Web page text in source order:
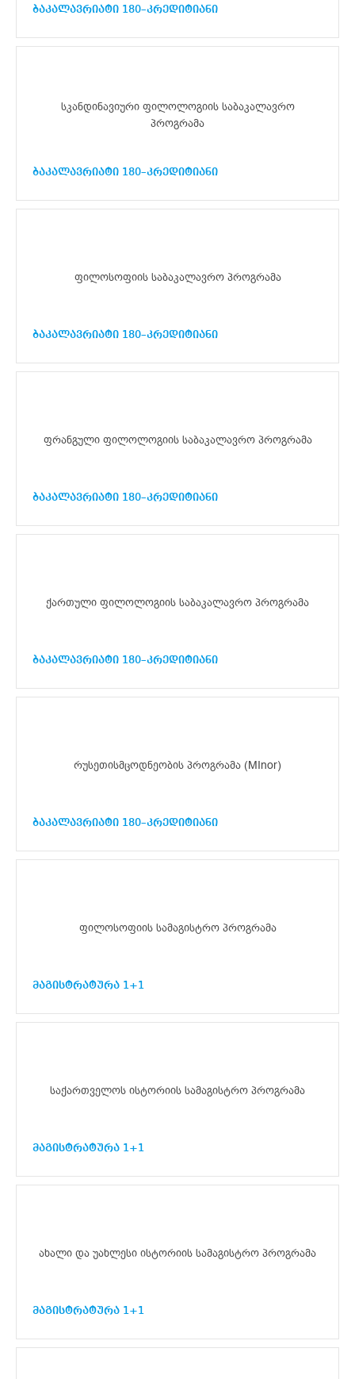
ბაკალავრიატი 180–კრედიტიანი
სკანდინავიური ფილოლოგიის საბაკალავრო
პროგრამა
ბაკალავრიატი 180–კრედიტიანი
ფილოსოფიის საბაკალავრო პროგრამა
ბაკალავრიატი 180–კრედიტიანი
ფრანგული ფილოლოგიის საბაკალავრო პროგრამა
ბაკალავრიატი 180–კრედიტიანი
ქართული ფილოლოგიის საბაკალავრო პროგრამა
ბაკალავრიატი 180–კრედიტიანი
რუსეთისმცოდნეობის პროგრამა (MInor)
ბაკალავრიატი 180–კრედიტიანი
ფილოსოფიის სამაგისტრო პროგრამა
მაგისტრატურა 1+1
საქართველოს ისტორიის სამაგისტრო პროგრამა
მაგისტრატურა 1+1
ახალი და უახლესი ისტორიის სამაგისტრო პროგრამა
მაგისტრატურა 1+1